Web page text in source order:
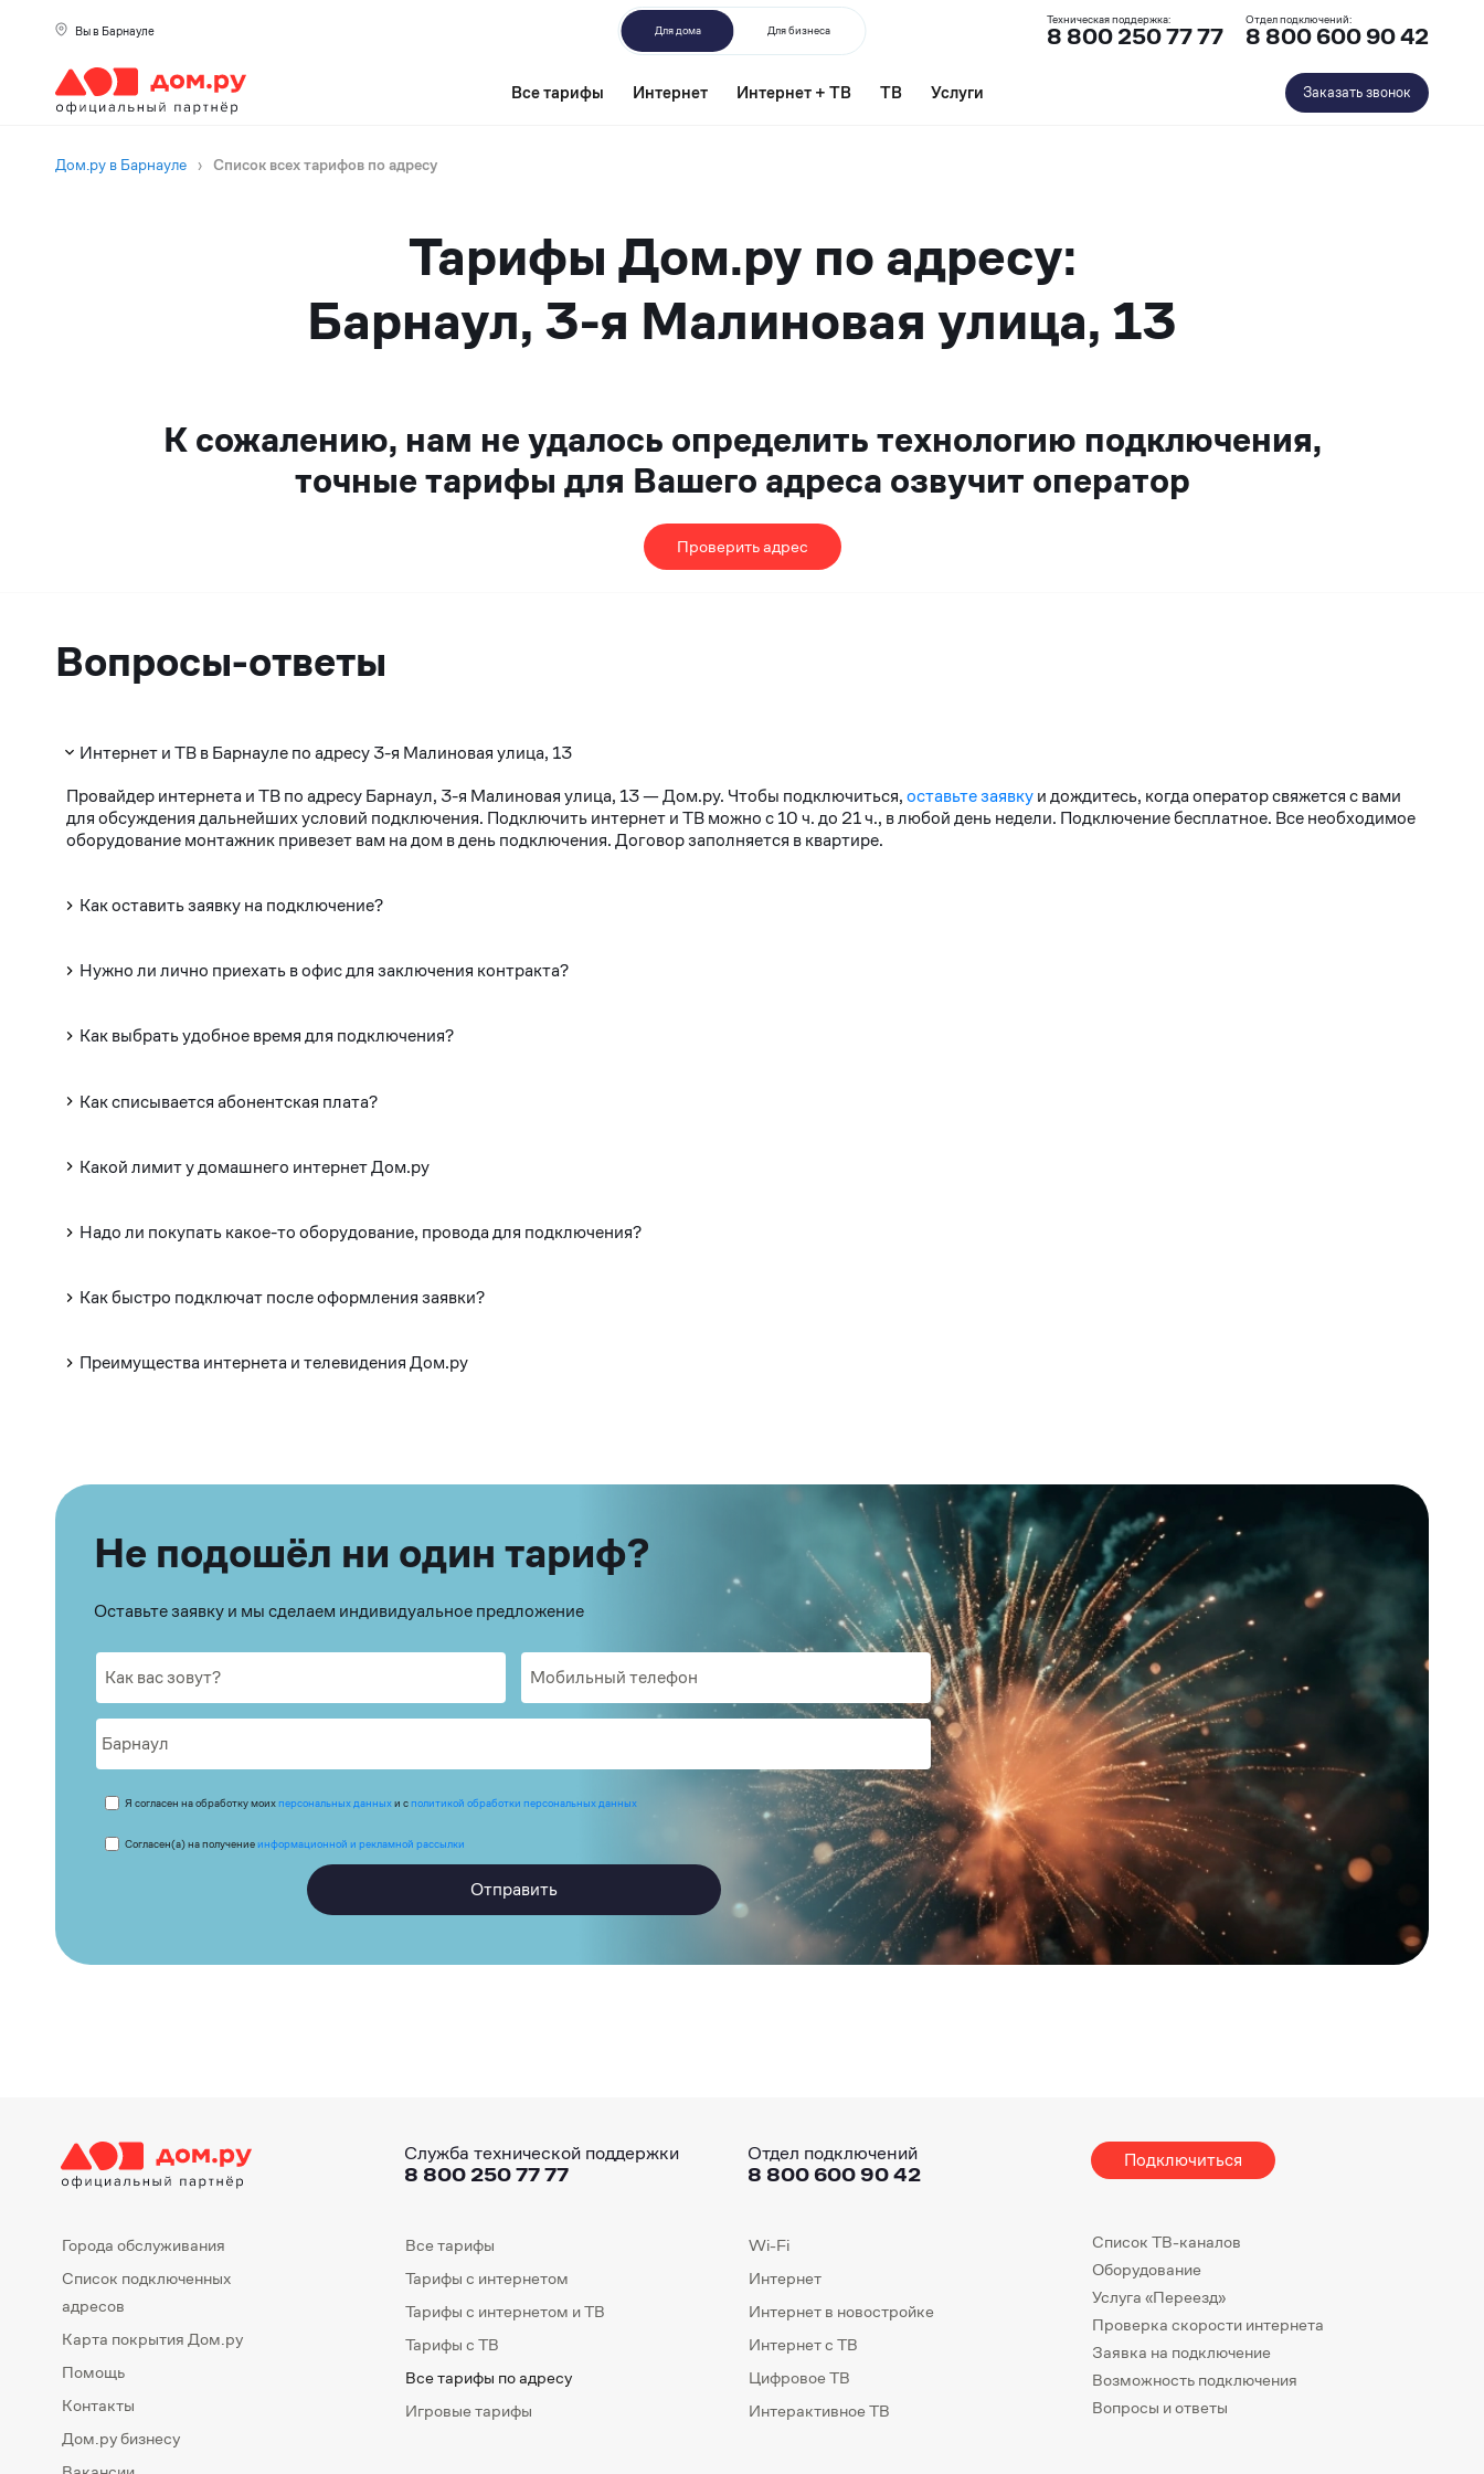
Вы в Барнауле Для дома Для бизнеса
Техническая поддержка:
8 800 250 77 77
Отдел подключений:
8 800 600 90 42
Все тарифы Интернет Интернет + ТВ ТВ Услуги Заказать звонок
Дом.ру в Барнауле › Список всех тарифов по адресу
Тарифы Дом.ру по адресу:
Барнаул, 3-я Малиновая улица, 13
К сожалению, нам не удалось определить технологию подключения,
точные тарифы для Вашего адреса озвучит оператор
Проверить адрес
Вопросы-ответы
Интернет и ТВ в Барнауле по адресу 3-я Малиновая улица, 13
Провайдер интернета и ТВ по адресу Барнаул, 3-я Малиновая улица, 13 — Дом.ру. Чтобы подключиться,оставьте заявкуи дождитесь, когда оператор свяжется с вами
для обсуждения дальнейших условий подключения. Подключить интернет и ТВ можно с 10 ч. до 21 ч., в любой день недели. Подключение бесплатное. Все необходимое
оборудование монтажник привезет вам на дом в день подключения. Договор заполняется в квартире.
Как оставить заявку на подключение?
Нужно ли лично приехать в офис для заключения контракта?
Как выбрать удобное время для подключения?
Как списывается абонентская плата?
Какой лимит у домашнего интернет Дом.ру
Надо ли покупать какое-то оборудование, провода для подключения?
Как быстро подключат после оформления заявки?
Преимущества интернета и телевидения Дом.ру
Не подошёл ни один тариф?
Оставьте заявку и мы сделаем индивидуальное предложение
Я согласен на обработку моихперсональных данныхи сполитикой обработки персональных данных
Согласен(а) на получениеинформационной и рекламной рассылки
Отправить
Служба технической поддержки
8 800 250 77 77
Отдел подключений
8 800 600 90 42
Подключиться
Города обслуживания
Список подключенных
адресов
Карта покрытия Дом.ру
Помощь
Контакты
Дом.ру бизнесу
Все тарифы
Тарифы с интернетом
Тарифы с интернетом и ТВ
Тарифы с ТВ
Все тарифы по адресу
Игровые тарифы
Wi-Fi
Интернет
Интернет в новостройке
Интернет с ТВ
Цифровое ТВ
Интерактивное ТВ
Список ТВ-каналов
Оборудование
Услуга «Переезд»
Проверка скорости интернета
Заявка на подключение
Возможность подключения
Вопросы и ответы